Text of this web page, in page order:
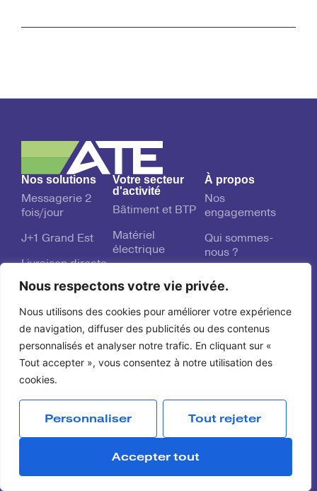
Nous respectons votre vie privée.
Nous utilisons des cookies pour améliorer votre expérience
de navigation, diffuser des publicités ou des contenus
personnalisés et analyser notre trafic. En cliquant sur «
Tout accepter », vous consentez à notre utilisation des
cookies.
Personnaliser Tout rejeter
Accepter tout
Nos solutions
Messagerie 2
fois/jour
J+1 Grand Est
Livraison directe
Livraison avant
Solution sur-
mesure
Tournée dédiée
Votre secteur
d'activité
Bâtiment et BTP
Matériel
électrique
automobiles
Matériel
industriel
Outillage et
quincaillerie
À propos
Nos
engagements
Qui sommes-
nous ?
Espace client
Contact